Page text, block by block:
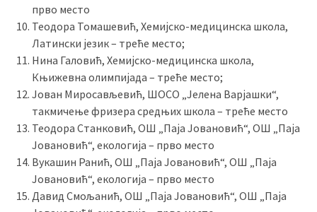
прво место
Теодора Томашевић, Хемијско-медицинска школа,
Латински језик – треће место;
Нина Галовић, Хемијско-медицинска школа,
Књижевна олимпијада – треће место;
Јован Миросављевић, ШОСО „Јелена Варјашки“,
такмичење фризера средњих школа – треће место
Теодора Станковић, ОШ „Паја Јовановић“, ОШ „Паја
Јовановић“, екологија – прво место
Вукашин Ранић, ОШ „Паја Јовановић“, ОШ „Паја
Јовановић“, екологија – прво место
Давид Смољанић, ОШ „Паја Јовановић“, ОШ „Паја